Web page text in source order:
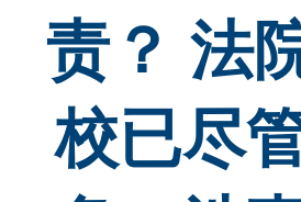
责？ 法
校已尽